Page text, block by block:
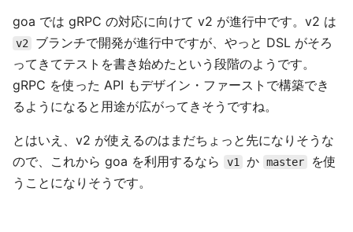
goa では gRPC の対応に向けて v2 が進行中です。v2 は
v2
ブランチで開発が進行中ですが、やっと DSL がそろ
ってきてテストを書き始めたという段階のようです。
gRPC を使った API もデザイン・ファーストで構築でき
るようになると用途が広がってきそうですね。
とはいえ、v2 が使えるのはまだちょっと先になりそうな
ので、これから goa を利用するなら
v1 か master
を使
うことになりそうです。